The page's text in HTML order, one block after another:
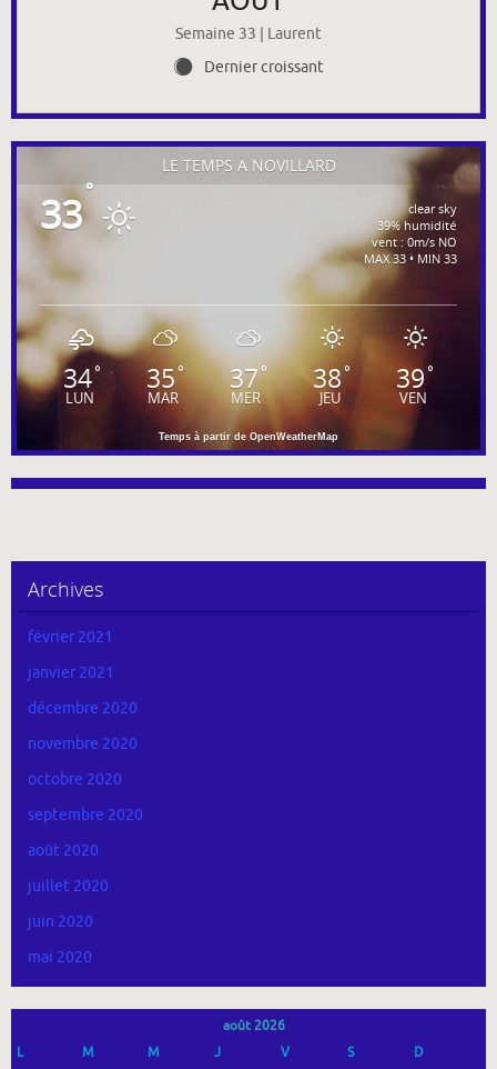
Semaine 33 | Laurent
Y Dernier croissant
LE TEMPS À NOVILLARD
33°
clear sky
39% humidité
vent : 0m/s NO
MAX 33 • MIN 33
34°
LUN
35°
MAR
37°
MER
38°
JEU
39°
VEN
Temps à partir de OpenWeatherMap
Archives
février 2021
janvier 2021
décembre 2020
novembre 2020
octobre 2020
septembre 2020
août 2020
juillet 2020
juin 2020
mai 2020
août 2026
L
M M J V S D